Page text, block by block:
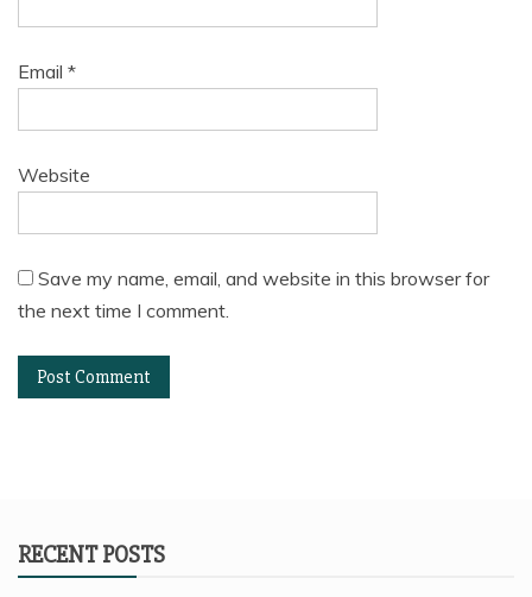
Email *
Website
Save my name, email, and website in this browser for
the next time I comment.
RECENT POSTS